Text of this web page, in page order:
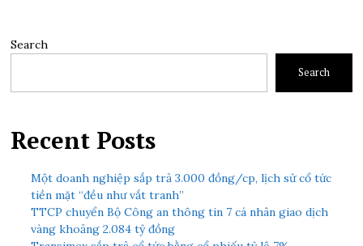
Search
Search
Recent Posts
Một doanh nghiệp sắp trả 3.000 đồng/cp, lịch sử cổ tức
tiền mặt “đều như vắt tranh”
TTCP chuyển Bộ Công an thông tin 7 cá nhân giao dịch
vàng khoảng 2.084 tỷ đồng